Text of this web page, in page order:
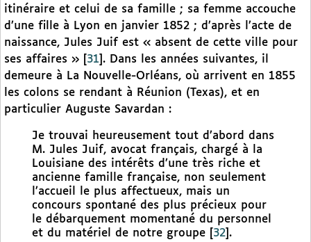
itinéraire et celui de sa famille ; sa femme accouche
d’une fille à Lyon en janvier 1852 ; d’après l’acte de
naissance, Jules Juif est « absent de cette ville pour
ses affaires »
31 . Dans les années suivantes, il
demeure à La Nouvelle-Orléans, où arrivent en 1855
les colons se rendant à Réunion (Texas), et en
particulier Auguste Savardan :
Je trouvai heureusement tout d’abord dans
M. Jules Juif, avocat français, chargé à la
Louisiane des intérêts d’une très riche et
ancienne famille française, non seulement
l’accueil le plus affectueux, mais un
concours spontané des plus précieux pour
le débarquement momentané du personnel
et du matériel de notre groupe
32 .